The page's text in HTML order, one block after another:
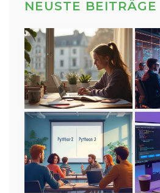
NEUSTE BEITRÄGE